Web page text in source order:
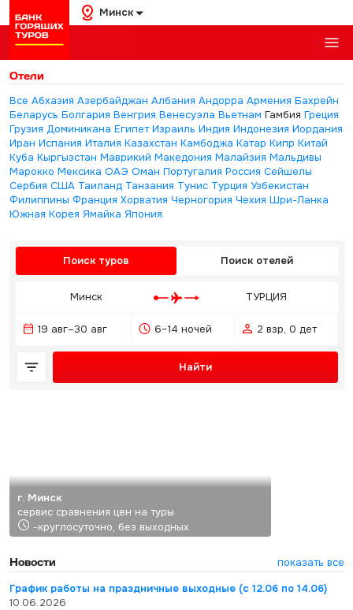
Минск
Отели
Все Абхазия Азербайджан Албания Андорра Армения Бахрейн
Беларусь Болгария Венгрия Венесуэла Вьетнам Гамбия Греция
Грузия Доминикана Египет Израиль Индия Индонезия Иордания
Иран Испания Италия Казахстан Камбоджа Катар Кипр Китай
Куба Кыргызстан Маврикий Македония Малайзия Мальдивы
Марокко Мексика ОАЭ Оман Португалия Россия Сейшелы
Сербия США Таиланд Танзания Тунис Турция Узбекистан
Филиппины Франция Хорватия Черногория Чехия Шри-Ланка
Южная Корея Ямайка Япония
Поиск туров Поиск отелей
Минск ТУРЦИЯ
19 авг–30 авг 6–14 ночей 2 взр, 0 дет
Найти
г. Минск
сервис сравнения цен на туры
-круглосуточно, без выходных
Новости
показать все
График работы на праздничные выходные (с 12.06 по 14.06)
10.06.2026